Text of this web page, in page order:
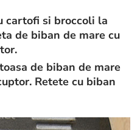
cartofi si broccoli la
de biban de mare cu
de biban de mare
Retete cu biban